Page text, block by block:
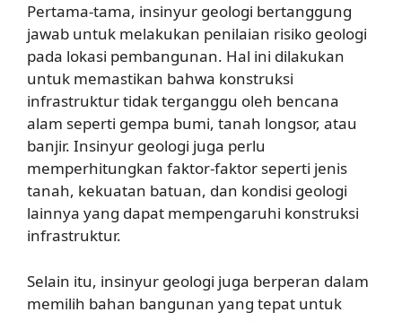
Pertama-tama, insinyur geologi bertanggung
jawab untuk melakukan penilaian risiko geologi
pada lokasi pembangunan. Hal ini dilakukan
untuk memastikan bahwa konstruksi
infrastruktur tidak terganggu oleh bencana
alam seperti gempa bumi, tanah longsor, atau
banjir. Insinyur geologi juga perlu
memperhitungkan faktor-faktor seperti jenis
tanah, kekuatan batuan, dan kondisi geologi
lainnya yang dapat mempengaruhi konstruksi
infrastruktur.
Selain itu, insinyur geologi juga berperan dalam
memilih bahan bangunan yang tepat untuk